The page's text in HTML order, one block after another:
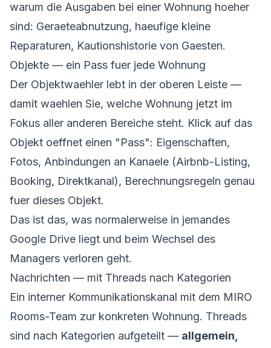
warum die Ausgaben bei einer Wohnung hoeher
sind: Geraeteabnutzung, haeufige kleine
Reparaturen, Kautionshistorie von Gaesten.
Objekte — ein Pass fuer jede Wohnung
Der Objektwaehler lebt in der oberen Leiste —
damit waehlen Sie, welche Wohnung jetzt im
Fokus aller anderen Bereiche steht. Klick auf das
Objekt oeffnet einen "Pass": Eigenschaften,
Fotos, Anbindungen an Kanaele (Airbnb-Listing,
Booking, Direktkanal), Berechnungsregeln genau
fuer dieses Objekt.
Das ist das, was normalerweise in jemandes
Google Drive liegt und beim Wechsel des
Managers verloren geht.
Nachrichten — mit Threads nach Kategorien
Ein interner Kommunikationskanal mit dem MIRO
Rooms-Team zur konkreten Wohnung. Threads
sind nach Kategorien aufgeteilt — allgemein,